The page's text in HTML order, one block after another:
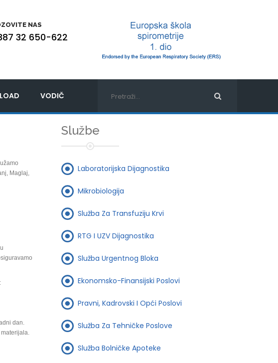
NAS
32 650-622
VODIČ
Maglaj,
dan.
Službe
Laboratorijska Dijagnostika
Mikrobiologija
Služba Za Transfuziju Krvi
RTG I UZV Dijagnostika
Služba Urgentnog Bloka
Ekonomsko-Finansijski Poslovi
Pravni, Kadrovski I Opći Poslovi
Služba Za Tehničke Poslove
Služba Bolničke Apoteke